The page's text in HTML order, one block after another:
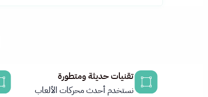
تقنيات حديثة ومتطورة
نستخدم أحدث محركات الألعاب